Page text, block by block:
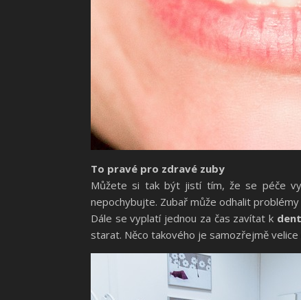
To pravé pro zdravé zuby
Můžete si tak být jistí tím, že se péče
nepochybujte. Zubař může odhalit
Dále se vyplatí jednou za čas zavítat k
starat. Něco takového je samozřejmě